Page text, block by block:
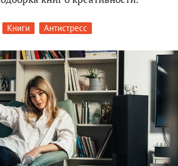
Книги Антистресс